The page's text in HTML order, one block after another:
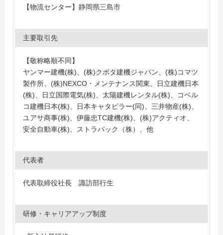
【物流センター】静岡県三島市
主要取引先
【敬称略順不同】
ヤンマー建機(株)、(株)クボタ建機ジャパン、(株)コマツ
製作所、(株)NEXCO・メンテナンス関東、日立建機日本
(株)、日立国際電気(株)、太陽建機レンタル(株)、コベル
コ建機日本(株)、日本キャタピラー(同)、三井物産(株)、
ユアサ商事(株)、伊藤忠TC建機(株)、(株)アクティオ、
安全自動車(株)、ストラパック（株）、他
代表者
代表取締役社長 諏訪部行生
研修・キャリアアップ制度